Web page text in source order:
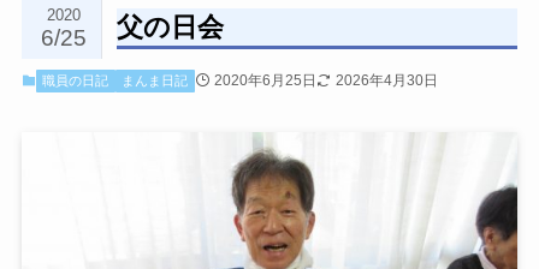
父の日会
2020
6/25
職員の日記 まんま日記 2020年6月25日 2026年4月30日